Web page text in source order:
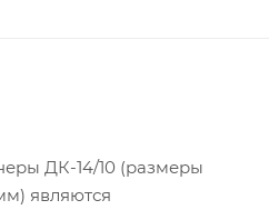
ДК-14/10 (размеры
являются